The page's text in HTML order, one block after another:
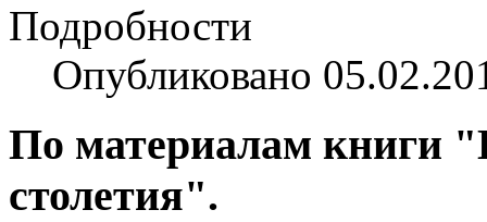
Подробности
Опубликовано
По материалам книги
столетия".